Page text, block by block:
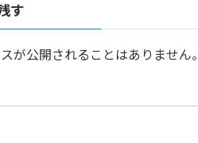
す
が公開されることはありません。